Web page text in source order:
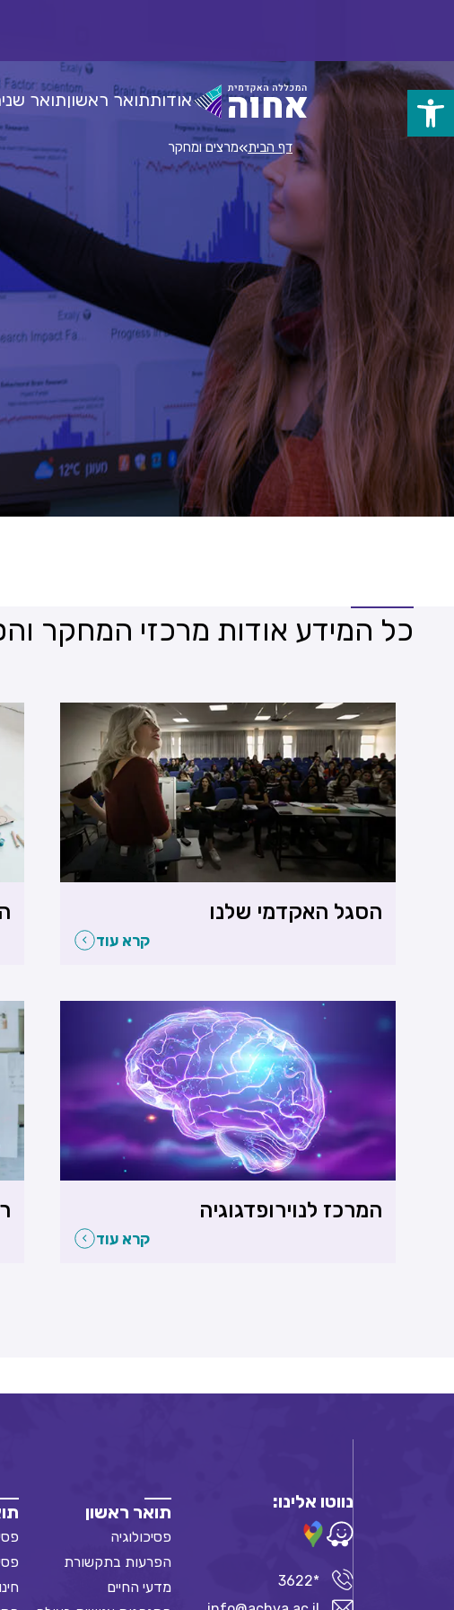
פתח
סרגל
נגישות
אודותתואר ראשוןתואר שני
דף הבית»מרצים ומחקר
כל המידע אודות מרכזי המחקר
הסגל האקדמי שלנו
קרא עוד
המרכז לנוירופדגוגיה
קרא עוד
נווטו אלינו:
*3622
תואר ראשון
פסיכולוגיה
הפרעות בתקשורת
מדעי החיים